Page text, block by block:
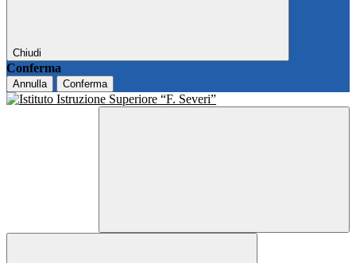
Chiudi
Conferma
Annulla Conferma